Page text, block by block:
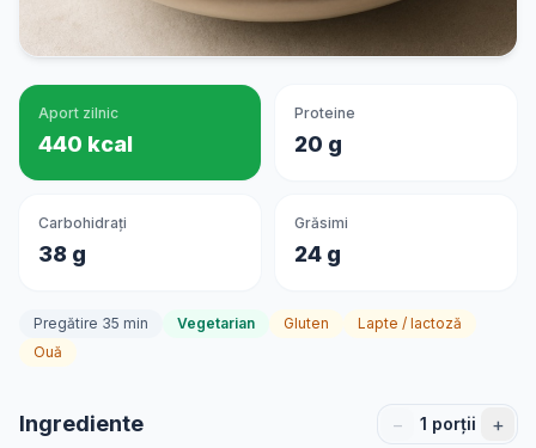
Aport zilnic
440 kcal
Proteine
20 g
Carbohidrați
38 g
Grăsimi
24 g
Pregătire 35 min Vegetarian Gluten
Lapte / lactoză
Ouă
Ingrediente − 1 porții +